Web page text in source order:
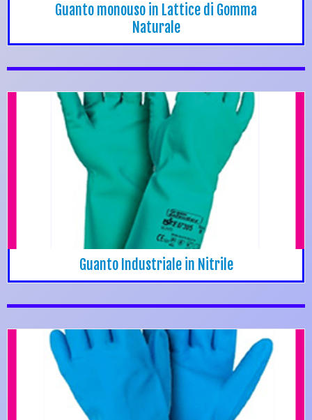
Guanto monouso in Lattice di Gomma
Naturale
Guanto Industriale in Nitrile